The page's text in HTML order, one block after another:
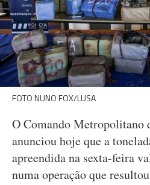
FOTO NUNO FOX/LUSA
O Comando Metropolitano
anunciou hoje que a
apreendida na sexta-feira
numa operação que